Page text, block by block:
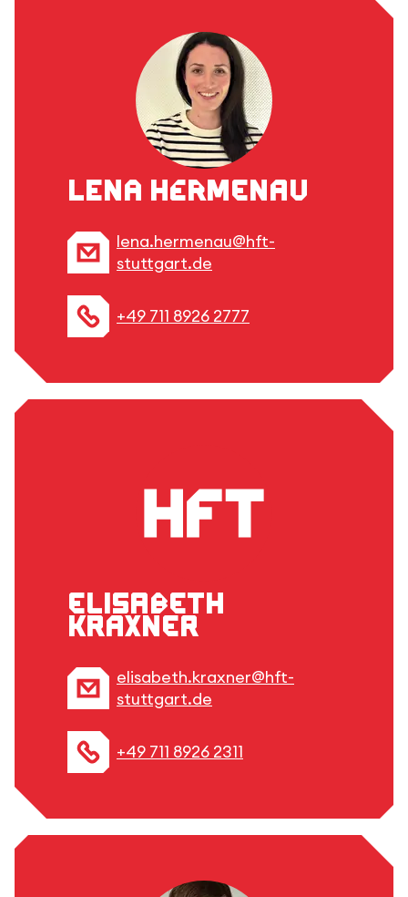
Lena Hermenau
lena.hermenau@hft-
stuttgart.de
+49 711 8926 2777
Elisabeth
Kraxner
elisabeth.kraxner@hft-
stuttgart.de
+49 711 8926 2311